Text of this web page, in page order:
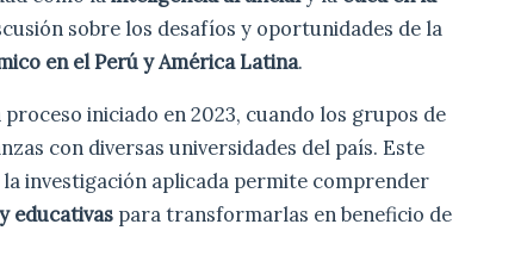
sobre los desafíos y oportunidades de la
en el Perú y América Latina.
iniciado en 2023, cuando los grupos de
con diversas universidades del país. Este
investigación aplicada permite comprender
educativas para transformarlas en beneficio de